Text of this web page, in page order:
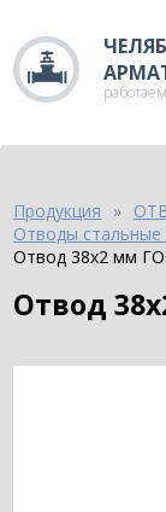
Продукция
Отводы стальные
Отвод 38х2 мм
Отвод